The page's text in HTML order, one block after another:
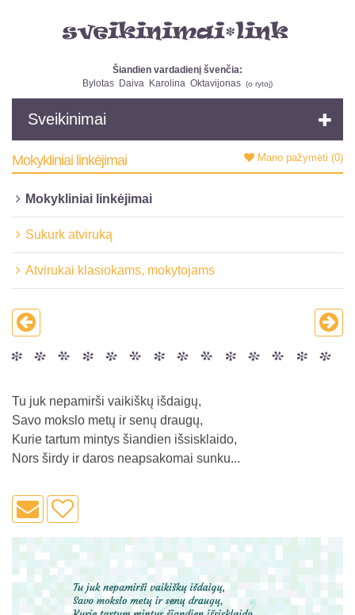
Šiandien vardadienį švenčia:
Bylotas Daiva Karolina Oktavijonas (o rytoj)
Sveikinimai
Mano pažymėti (0)
Mokykliniai linkėjimai
Mokykliniai linkėjimai
Sukurk atviruką
Atvirukai klasiokams, mokytojams
Tu juk nepamirši vaikiškų išdaigų,
Savo mokslo metų ir senų draugų,
Kurie tartum mintys šiandien išsisklaido,
Nors širdy ir daros neapsakomai sunku...